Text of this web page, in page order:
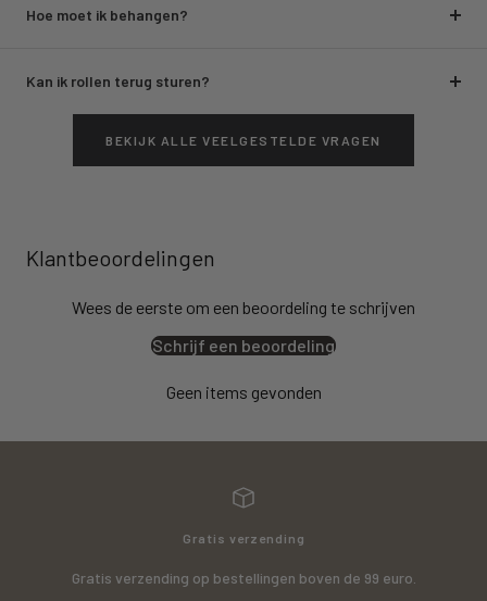
Hoe moet ik behangen?
Kan ik rollen terug sturen?
BEKIJK ALLE VEELGESTELDE VRAGEN
Klantbeoordelingen
Wees de eerste om een beoordeling te schrijven
Schrijf een beoordeling
Geen items gevonden
Gratis verzending
Gratis verzending op bestellingen boven de 99 euro.